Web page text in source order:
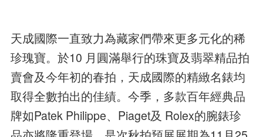
天成國際一直致力為藏家們帶來更多元化的稀
珍瑰寶。於10 月圓滿舉行的珠寶及翡翠精品拍
賣會及今年初的春拍，天成國際的精緻名錶均
取得全數拍出的佳績。今季，多款百年經典品
牌如Patek Philippe、Piaget及 Rolex的腕錶珍